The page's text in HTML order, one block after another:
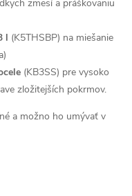
zmesí a práškovaniu
l (K5THSBP) na miešanie
(KB3SS) pre vysoko
zložitejších pokrmov.
a možno ho umývať v